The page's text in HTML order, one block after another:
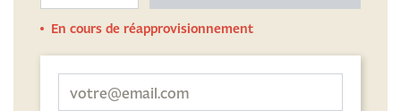
En cours de réapprovisionnement